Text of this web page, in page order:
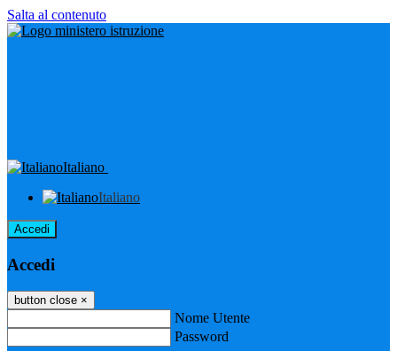
Salta al contenuto
Italiano
Italiano
Accedi
Accedi
button close ×
Nome Utente
Password